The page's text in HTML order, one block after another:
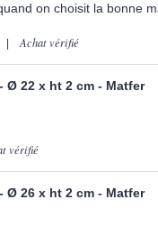
on choisit la bonne
Achat vérifié
Ø 22 x ht 2 cm - Matfer
vérifié
Ø 26 x ht 2 cm - Matfer